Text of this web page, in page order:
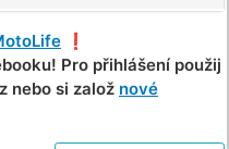
❗️
Pro přihlášení použij
nebo si založ nové